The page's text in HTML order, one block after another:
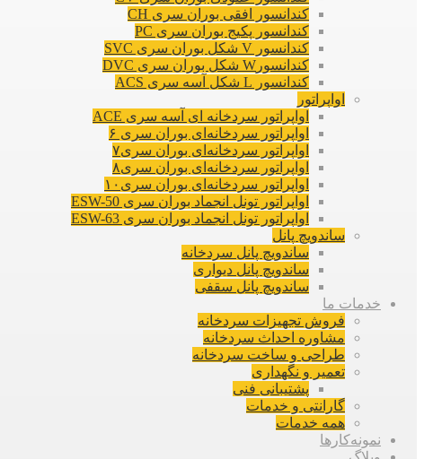
کندانسور افقی بوران سری CH
کندانسور پکیج بوران سری PC
کندانسور V شکل بوران سری SVC
کندانسورW شکل بوران سری DVC
کندانسور L شکل آسه سری ACS
اواپراتور
اواپراتور سردخانه ای آسه سری ACE
اواپراتور سردخانه‌ای بوران سری ۶
اواپراتور سردخانه‌ای بوران سری۷
اواپراتور سردخانه‌ای بوران سری۸
اواپراتور سردخانه‌ای بوران سری۱۰
اواپراتور تونل انجماد بوران سری ESW-50
اواپراتور تونل انجماد بوران سری ESW-63
ساندویچ پانل
ساندویچ پانل سردخانه
ساندویچ پانل دیواری
ساندویچ پانل سقفی
خدمات ما
فروش تجهیزات سردخانه
مشاوره احداث سردخانه
طراحی و ساخت سردخانه
تعمیر و نگهداری
پشتیبانی فنی
گارانتی و خدمات
همه خدمات
نمونه‌کارها